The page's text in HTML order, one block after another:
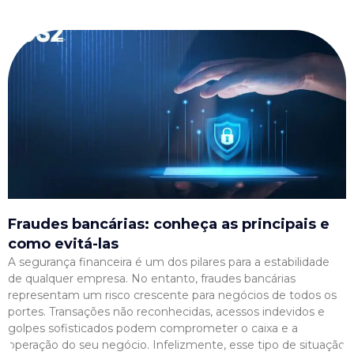
Fraudes bancárias: conheça as principais e
como evitá-las
A segurança financeira é um dos pilares para a estabilidade
de qualquer empresa. No entanto, fraudes bancárias
representam um risco crescente para negócios de todos os
portes. Transações não reconhecidas, acessos indevidos e
golpes sofisticados podem comprometer o caixa e a
operação do seu negócio. Infelizmente, esse tipo de situação